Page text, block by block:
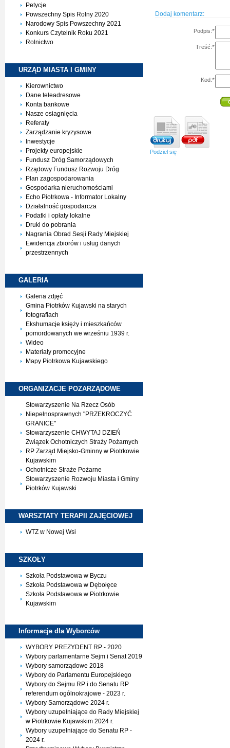
Petycje
Powszechny Spis Rolny 2020
Narodowy Spis Powszechny 2021
Konkurs Czytelnik Roku 2021
Rolnictwo
URZĄD MIASTA I GMINY
Kierownictwo
Dane teleadresowe
Konta bankowe
Nasze osiagnięcia
Referaty
Zarządzanie kryzysowe
Inwestycje
Projekty europejskie
Fundusz Dróg Samorządowych
Rządowy Fundusz Rozwoju Dróg
Plan zagospodarowania
Gospodarka nieruchomościami
Echo Piotrkowa - Informator Lokalny
Działalność gospodarcza
Podatki i opłaty lokalne
Druki do pobrania
Nagrania Obrad Sesji Rady Miejskiej
Ewidencja zbiorów i usług danych
przestrzennych
GALERIA
Galeria zdjęć
Gmina Piotrków Kujawski na starych
fotografiach
Ekshumacje księży i mieszkańców
pomordowanych we wrześniu 1939 r.
Wideo
Materiały promocyjne
Mapy Piotrkowa Kujawskiego
ORGANIZACJE POZARZĄDOWE
Stowarzyszenie Na Rzecz Osób
Niepełnosprawnych "PRZEKROCZYĆ
GRANICE"
Stowarzyszenie CHWYTAJ DZIEŃ
Związek Ochotniczych Straży Pożarnych
RP Zarząd Miejsko-Gminny w Piotrkowie
Kujawskim
Ochotnicze Straże Pożarne
Stowarzyszenie Rozwoju Miasta i Gminy
Piotrków Kujawski
WARSZTATY TERAPII ZAJĘCIOWEJ
WTZ w Nowej Wsi
SZKOŁY
Szkoła Podstawowa w Byczu
Szkoła Podstawowa w Dębołęce
Szkoła Podstawowa w Piotrkowie
Kujawskim
Informacje dla Wyborców
WYBORY PREZYDENT RP - 2020
Wybory parlamentarne Sejm i Senat 2019
Wybory samorządowe 2018
Wybory do Parlamentu Europejskiego
Wybory do Sejmu RP i do Senatu RP
referendum ogólnokrajowe - 2023 r.
Wybory Samorządowe 2024 r.
Wybory uzupełniające do Rady Miejskiej
w Piotrkowie Kujawskim 2024 r.
Wybory uzupełniające do Senatu RP -
2024 r.
Dodaj komentarz:
Podpis:*
Treść:*
Kod:*
Podziel się